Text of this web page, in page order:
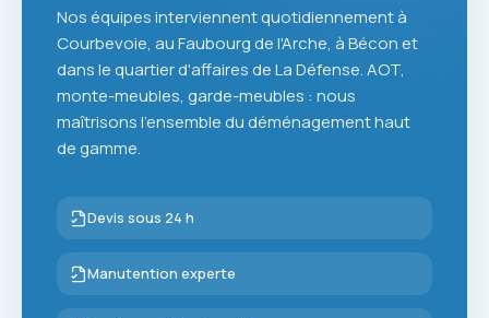
Nos équipes interviennent quotidiennement à
Courbevoie, au Faubourg de l'Arche, à Bécon et
dans le quartier d'affaires de La Défense. AOT,
monte-meubles, garde-meubles : nous
maîtrisons l'ensemble du déménagement haut
de gamme.
Devis sous 24 h
Manutention experte